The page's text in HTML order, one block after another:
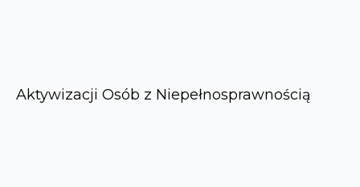
Aktywizacji Osób z Niepełnosprawnością